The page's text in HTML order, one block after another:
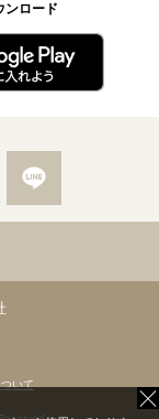
ンロード
いて